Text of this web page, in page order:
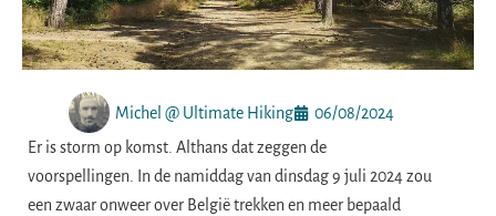
Michel @ Ultimate Hiking
06/08/2024
Er is storm op komst. Althans dat zeggen de
voorspellingen. In de namiddag van dinsdag 9 juli 2024 zou
een zwaar onweer over België trekken en meer bepaald